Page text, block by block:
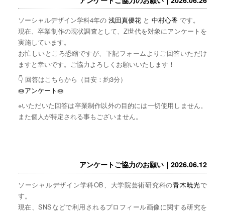
ソーシャルデザイン学科4年の 浅田真優花と 中村心香 です。
現在、卒業制作の現状調査として、Z世代を対象にアンケートを
実施しています。
お忙しいところ恐縮ですが、下記フォームよりご回答いただけ
ますと幸いです。ご協力よろしくお願いいたします！
👇 回答はこちらから（目安：約3分）
🍩アンケート🍩
※いただいた回答は卒業制作以外の目的には一切使用しません。
また個人が特定される事もございません。
アンケートご協力のお願い｜2026.06.12
ソーシャルデザイン学科OB、大学院芸術研究科の青木暁光で
す。
現在、SNSなどで利用されるプロフィール画像に関する研究を